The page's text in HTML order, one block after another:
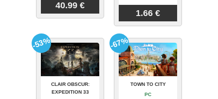
40.99 €
1.66 €
CLAIR OBSCUR:
EXPEDITION 33
-53%
TOWN TO CITY
PC
-67%